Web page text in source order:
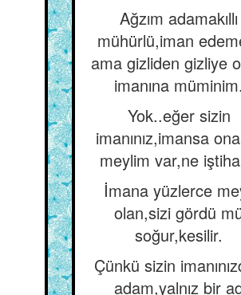
Ağzım adamakıllı
mühürlü,iman
ama gizliden gizliye
imanına müminim.
Yok..eğer sizin
imanınız,imansa
meylim var,ne
İmana yüzlerce
olan,sizi gördü
soğur,kesilir.
Çünkü sizin
adam,yalnız bir